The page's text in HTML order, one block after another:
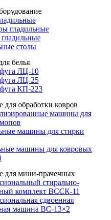
гладильные
столы
белья
ЛЦ-10
ЛЦ-25
КП-223
для обработки ковров
машины для
машины для стирки
машины для ковровых
для мини-прачечных
стирально-
комплект ВССК-11
сдвоенная
машина ВС-13×2